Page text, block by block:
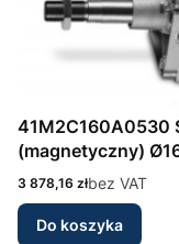
41M2C160A0530
(magnetyczny)
amortyzacja przód/
Camozzi
Cena
3 878,16 złbez VAT
Do koszyka